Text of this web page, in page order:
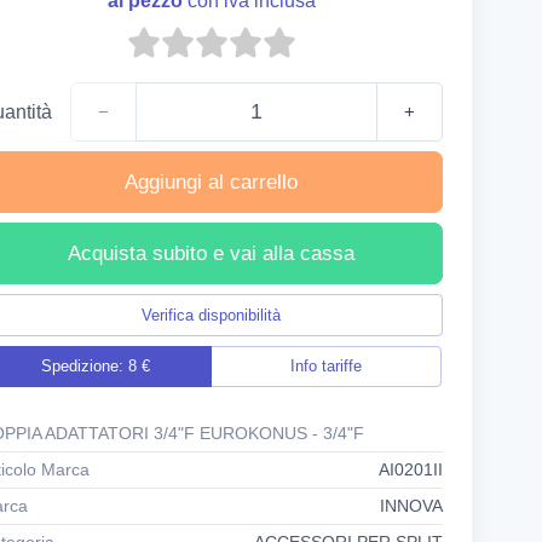
− +
Aggiungi al carrello
Acquista subito e vai alla cassa
Verifica disponibilità
Spedizione: 8 € Info tariffe
ADATTATORI 3/4"F EUROKONUS - 3/4"F
Marca
AI0201II
INNOVA